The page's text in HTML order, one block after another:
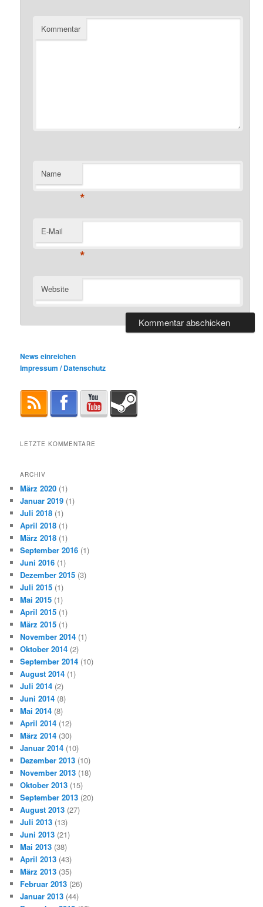
Kommentar
Name
*
E-Mail
*
Website
News einreichen
Impressum / Datenschutz
LETZTE KOMMENTARE
ARCHIV
März 2020 (1)
Januar 2019 (1)
Juli 2018 (1)
April 2018 (1)
März 2018 (1)
September 2016 (1)
Juni 2016 (1)
Dezember 2015 (3)
Juli 2015 (1)
Mai 2015 (1)
April 2015 (1)
März 2015 (1)
November 2014 (1)
Oktober 2014 (2)
September 2014 (10)
August 2014 (1)
Juli 2014 (2)
Juni 2014 (8)
Mai 2014 (8)
April 2014 (12)
März 2014 (30)
Januar 2014 (10)
Dezember 2013 (10)
November 2013 (18)
Oktober 2013 (15)
September 2013 (20)
August 2013 (27)
Juli 2013 (13)
Juni 2013 (21)
Mai 2013 (38)
April 2013 (43)
März 2013 (35)
Februar 2013 (26)
Januar 2013 (44)